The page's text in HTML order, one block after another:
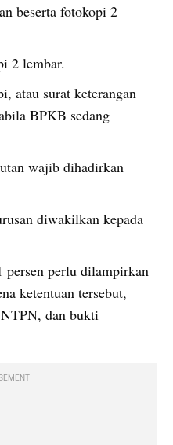
beserta fotokopi 2
2 lembar.
atau surat keterangan
BPKB sedang
wajib dihadirkan
diwakilkan kepada
persen perlu dilampirkan
ketentuan tersebut,
dan bukti